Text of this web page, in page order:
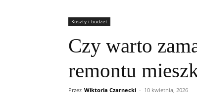
Koszty i budżet
Czy warto
remontu
Przez Wiktoria Czarnecki - 10 kwietnia, 2026